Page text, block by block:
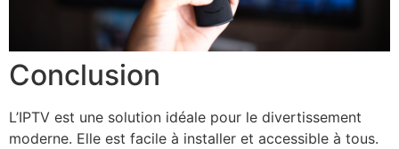
Conclusion
L’IPTV est une solution idéale pour le divertissement
moderne. Elle est facile à installer et accessible à tous.